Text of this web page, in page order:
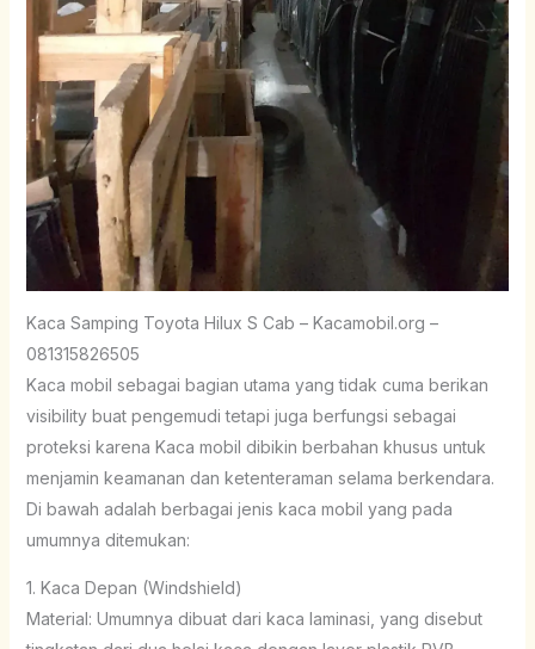
Kaca Samping Toyota Hilux S Cab – Kacamobil.org –
081315826505
Kaca mobil sebagai bagian utama yang tidak cuma berikan
visibility buat pengemudi tetapi juga berfungsi sebagai
proteksi karena Kaca mobil dibikin berbahan khusus untuk
menjamin keamanan dan ketenteraman selama berkendara.
Di bawah adalah berbagai jenis kaca mobil yang pada
umumnya ditemukan:
1. Kaca Depan (Windshield)
Material: Umumnya dibuat dari kaca laminasi, yang disebut